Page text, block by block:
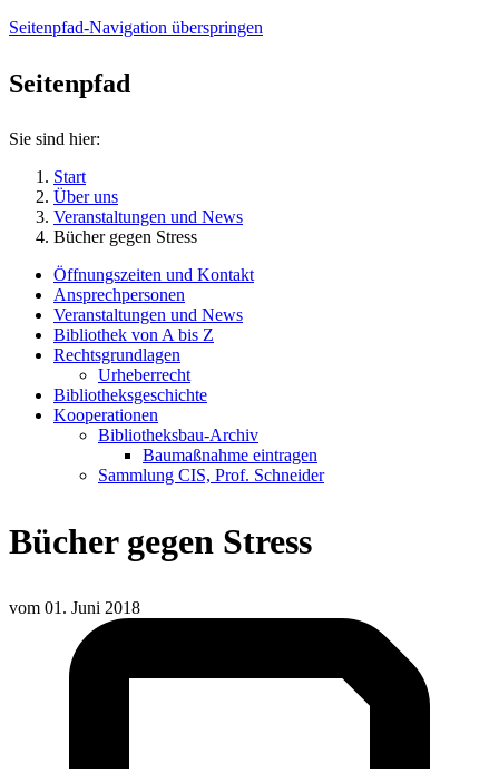
Seitenpfad-Navigation überspringen
Seitenpfad
Sie sind hier:
Start
Über uns
Veranstaltungen und News
Bücher gegen Stress
Öffnungszeiten und Kontakt
Ansprechpersonen
Veranstaltungen und News
Bibliothek von A bis Z
Rechtsgrundlagen
Urheberrecht
Bibliotheksgeschichte
Kooperationen
Bibliotheksbau-Archiv
Baumaßnahme eintragen
Sammlung CIS, Prof. Schneider
Bücher gegen Stress
vom 01. Juni 2018